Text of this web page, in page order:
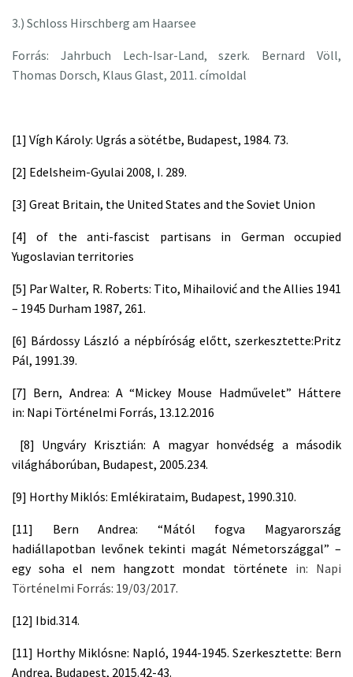
3.) Schloss Hirschberg am Haarsee
Forrás: Jahrbuch Lech-Isar-Land, szerk. Bernard Völl,
Thomas Dorsch, Klaus Glast, 2011. címoldal
[1] Vígh Károly: Ugrás a sötétbe, Budapest, 1984. 73.
[2] Edelsheim-Gyulai 2008, I. 289.
[3] Great Britain, the United States and the Soviet Union
[4] of the anti-fascist partisans in German occupied
Yugoslavian territories
[5] Par Walter, R. Roberts: Tito, Mihailović and the Allies 1941
– 1945 Durham 1987, 261.
[6] Bárdossy László a népbíróság előtt, szerkesztette:Pritz
Pál, 1991.39.
[7] Bern, Andrea: A “Mickey Mouse Hadművelet” Háttere
in: Napi Történelmi Forrás, 13.12.2016
[8] Ungváry Krisztián: A magyar honvédség a második
világháborúban, Budapest, 2005.234.
[9] Horthy Miklós: Emlékirataim, Budapest, 1990.310.
[11] Bern Andrea: “Mától fogva Magyarország
hadiállapotban levőnek tekinti magát Németországgal” –
egy soha el nem hangzott mondat története in: Napi
Történelmi Forrás: 19/03/2017.
[12] Ibid.314.
[11] Horthy Miklósne: Napló, 1944-1945. Szerkesztette: Bern
Andrea, Budapest, 2015.42-43.